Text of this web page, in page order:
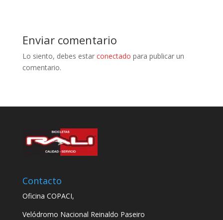
Enviar comentario
Lo siento, debes estar conectado para publicar un
comentario.
Contacto
Oficina COPACI,
Velódromo Nacional Reinaldo Paseiro